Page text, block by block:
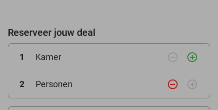
Reserveer jouw deal
1 Kamer remove_circle_outline add_circle_outline
2 Personen remove_circle_outline add_circle_outline